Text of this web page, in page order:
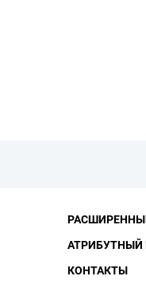
АТРИБУТНЫЙ
КОНТАКТЫ